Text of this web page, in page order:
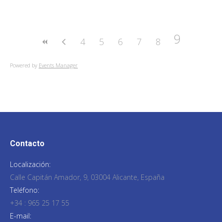
4 5 6 7 8 9
Powered by Events Manager
Contacto
Localización:
Calle Capitán Amador, 9, 03004 Alicante, España
Teléfono:
+34 : 965 25 17 55
E-mail: